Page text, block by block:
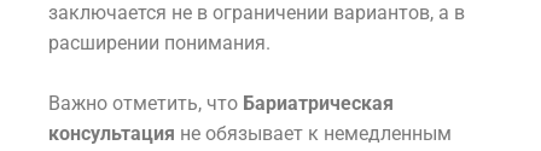
заключается не в ограничении вариантов, а в
расширении понимания.
Важно отметить, что Бариатрическая
консультация не обязывает к немедленным